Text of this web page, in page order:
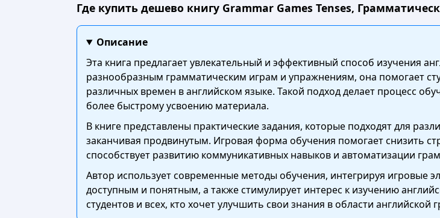
Где купить дешево книгу Grammar Games Tenses,
Описание
Эта книга предлагает увлекательный и эффективный способ изучения
разнообразным грамматическим играм и упражнениям, она помогает
различных времен в английском языке. Такой подход делает процесс
более быстрому усвоению материала.
В книге представлены практические задания, которые подходят для
заканчивая продвинутым. Игровая форма обучения помогает снизить
способствует развитию коммуникативных навыков и автоматизации
Автор использует современные методы обучения, интегрируя игровые
доступным и понятным, а также стимулирует интерес к изучению
студентов и всех, кто хочет улучшить свои знания в области